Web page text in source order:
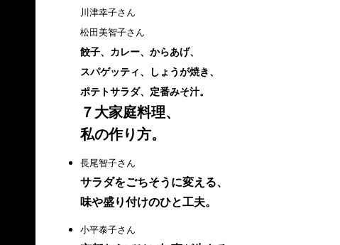
川津幸子さん
松田美智子さん
餃子、カレー、からあげ、
スパゲッティ、しょうが焼き、
ポテトサラダ、定番みそ汁。
７大家庭料理、
私の作り方。
長尾智子さん
サラダをごちそうに変える、
味や盛り付けのひと工夫。
小平泰子さん